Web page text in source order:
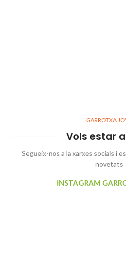
GARROTXA
Vols estar
Segueix-nos a la xarxes socials i
novetats
INSTAGRAM